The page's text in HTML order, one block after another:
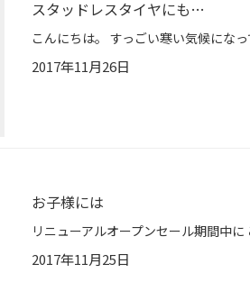
スタッドレスタイヤにも…
2017年11月26日
お子様には
2017年11月25日